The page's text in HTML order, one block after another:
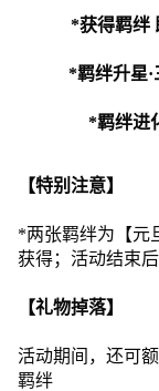
*获得羁绊
*羁绊升星
*羁绊进
【特别注意】
*两张羁绊为【元
获得；活动结束
【礼物掉落】
活动期间，还可
羁绊